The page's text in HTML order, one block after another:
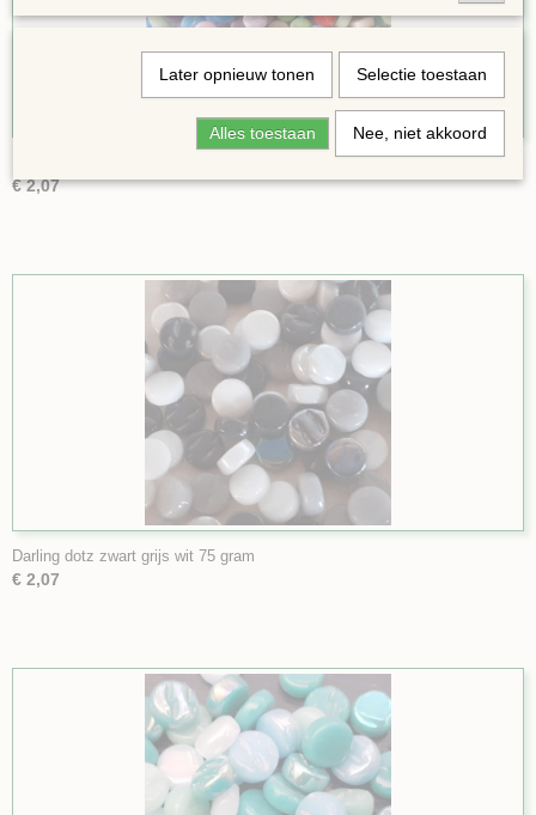
Later opnieuw tonen Selectie toestaan
Alles toestaan Nee, niet akkoord
€ 2,07
Darling dotz zwart grijs wit 75 gram
€ 2,07